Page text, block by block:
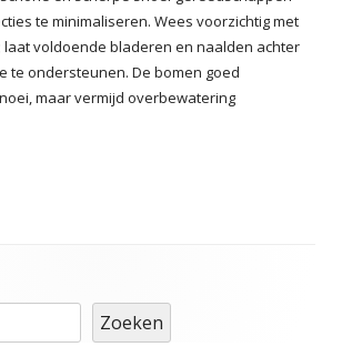
te minimaliseren. Wees voorzichtig met
laat voldoende bladeren en naalden achter
te ondersteunen. De bomen goed
maar vermijd overbewatering
Zoeken